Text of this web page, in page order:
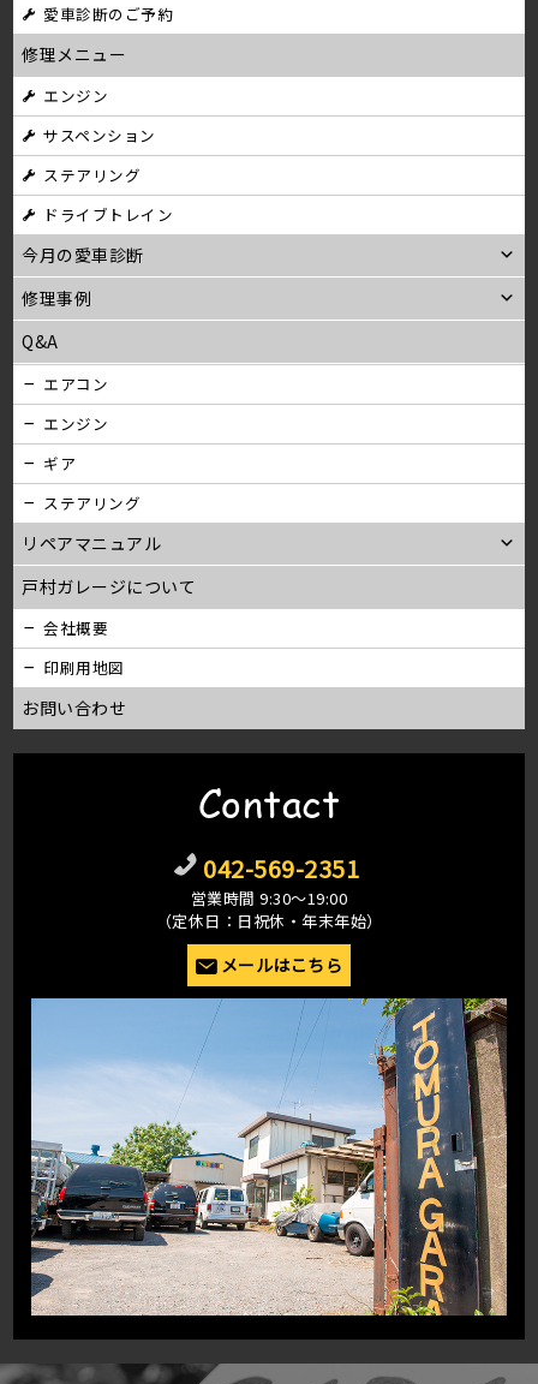
愛車診断のご予約
修理メニュー
エンジン
サスペンション
ステアリング
ドライブトレイン
今月の愛車診断
修理事例
Q&A
エアコン
エンジン
ギア
ステアリング
リペアマニュアル
戸村ガレージについて
会社概要
印刷用地図
お問い合わせ
Contact
042-569-2351
営業時間 9:30〜19:00
（定休日：日祝休・年末年始）
メールはこちら